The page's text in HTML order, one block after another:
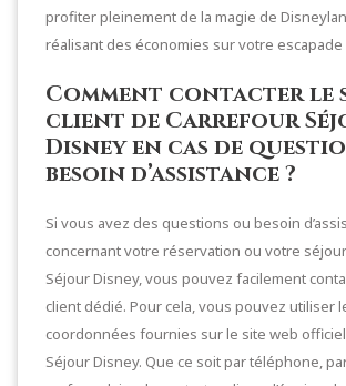
profiter pleinement de la magie de
réalisant des économies sur votre
Comment contacter le
client de Carrefour
Disney en cas de
besoin d’assistance ?
Si vous avez des questions ou besoin
concernant votre réservation ou votre
Séjour Disney, vous pouvez facilement
client dédié. Pour cela, vous pouvez utiliser
coordonnées fournies sur le site web
Séjour Disney. Que ce soit par téléphone,